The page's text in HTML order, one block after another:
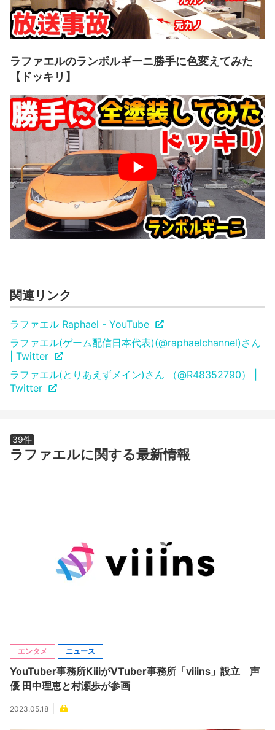
ラファエルのランボルギーニ勝手に色変えてみた
【ドッキリ】
関連リンク
ラファエル Raphael - YouTube
ラファエル(ゲーム配信日本代表)(@raphaelchannel)さん
| Twitter
ラファエル(とりあえずメイン)さん （@R48352790） |
Twitter
39件
ラファエルに関する最新情報
エンタメ ニュース
YouTuber事務所KiiiがVTuber事務所「viiins」設立 声
優 田中理恵と村瀬歩が参画
2023.05.18